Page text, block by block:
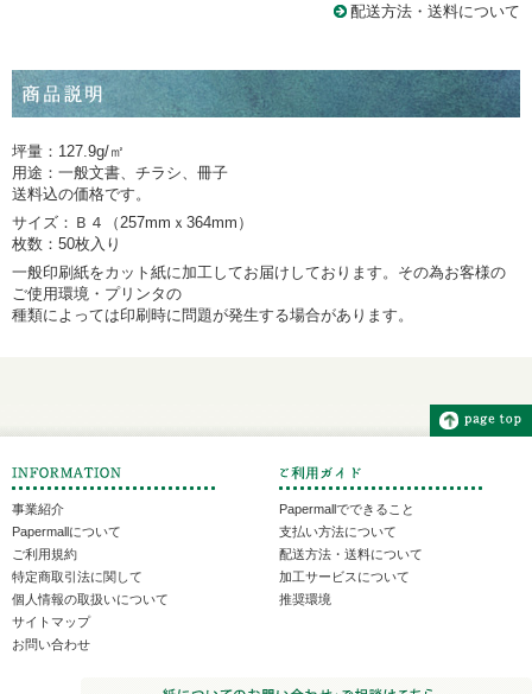
配送方法・送料について
坪量：127.9g/㎡
用途：一般文書、チラシ、冊子
送料込の価格です。
サイズ：Ｂ４（257mmｘ364mm）
枚数：50枚入り
一般印刷紙をカット紙に加工してお届けしております。その為お客様の
ご使用環境・プリンタの
種類によっては印刷時に問題が発生する場合があります。
事業紹介
Papermallについて
ご利用規約
特定商取引法に関して
個人情報の取扱いについて
サイトマップ
お問い合わせ
Papermallでできること
支払い方法について
配送方法・送料について
加工サービスについて
推奨環境